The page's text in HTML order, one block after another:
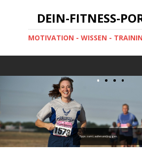
DEIN-FITNESS-
MOTIVATION - WISSEN -
Tipps zum Laufen und Joggen.